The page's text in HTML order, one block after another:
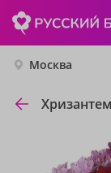
Москва